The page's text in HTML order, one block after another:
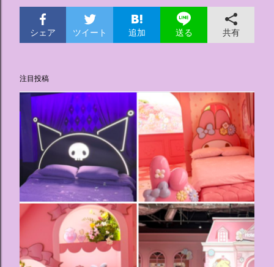
シェア ツイート 追加 送る 共有
注目投稿